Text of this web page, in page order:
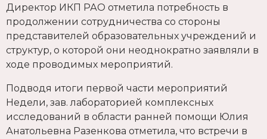
Директор ИКП РАО отметила потребность в
продолжении сотрудничества со стороны
представителей образовательных учреждений и
структур, о которой они неоднократно заявляли в
ходе проводимых мероприятий.
Подводя итоги первой части мероприятий
Недели, зав. лабораторией комплексных
исследований в области ранней помощи Юлия
Анатольевна Разенкова отметила, что встречи в